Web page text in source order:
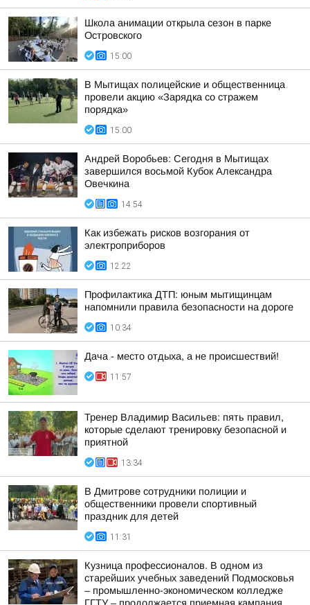
Школа анимации открыла сезон в парке
Островского
15:00
В Мытищах полицейские и общественница
провели акцию «Зарядка со стражем
порядка»
15:00
Андрей Воробьев: Сегодня в Мытищах
завершился восьмой Кубок Александра
Овечкина
14:54
Как избежать рисков возгорания от
электроприборов
12:22
Профилактика ДТП: юным мытищинцам
напомнили правила безопасности на дороге
10:34
Дача - место отдыха, а не происшествий!
11:57
Тренер Владимир Васильев: пять правил,
которые сделают тренировку безопасной и
приятной
13:34
В Дмитрове сотрудники полиции и
общественники провели спортивный
праздник для детей
11:31
Кузница профессионалов. В одном из
старейших учебных заведений Подмосковья
– промышленно-экономическом колледже